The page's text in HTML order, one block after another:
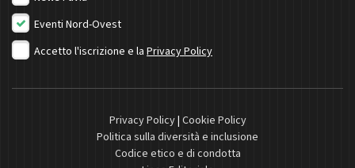
Eventi Nord-Ovest
Accetto l'iscrizione e la Privacy Policy
Privacy Policy| Cookie Policy
Politica sulla diversità e inclusione
Codice etico e di condotta